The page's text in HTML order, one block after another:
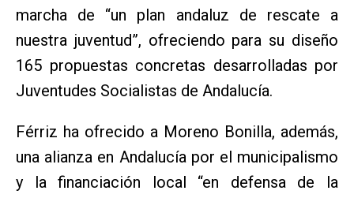
marcha de “un plan andaluz de rescate a
nuestra juventud”, ofreciendo para su diseño
165 propuestas concretas desarrolladas por
Juventudes Socialistas de Andalucía.
Férriz ha ofrecido a Moreno Bonilla, además,
una alianza en Andalucía por el municipalismo
y la financiación local “en defensa de la